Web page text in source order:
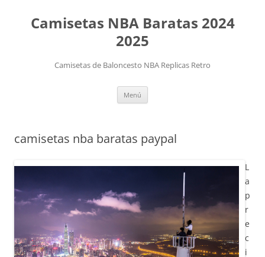
Camisetas NBA Baratas 2024
2025
Camisetas de Baloncesto NBA Replicas Retro
Menú
camisetas nba baratas paypal
L
a
p
r
e
c
i